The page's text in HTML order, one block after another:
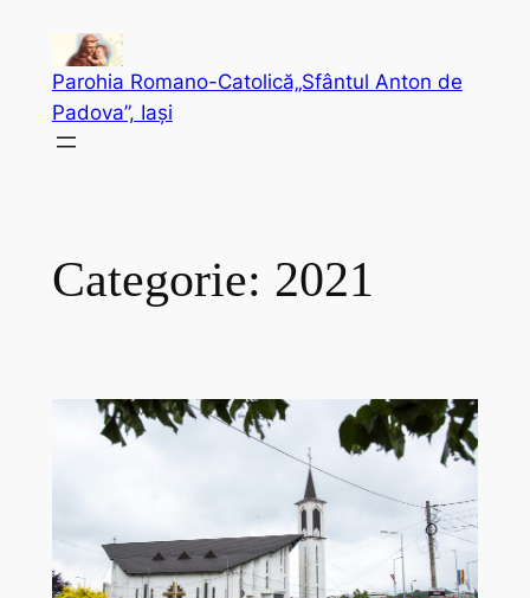
conținutParohia Romano-Catolică„Sfântul Anton de
Padova”, Iași
Categorie: 2021